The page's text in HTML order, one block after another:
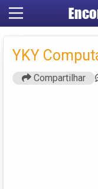
YKY
Compartilhar